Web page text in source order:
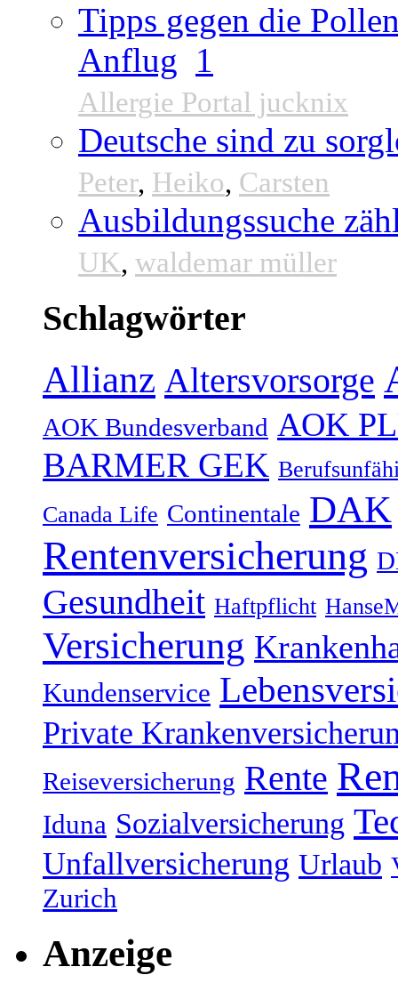
Tipps gegen die
Anflug 1
Allergie Portal jucknix
Deutsche sind zu
Peter, Heiko, Carsten
Ausbildungssuche
UK, waldemar müller
Schlagwörter
Allianz Altersvorsorge
AOK Bundesverband AOK
BARMER GEK
Canada Life Continentale DAK
Rentenversicherung
Gesundheit Haftpflicht
Versicherung
Kundenservice
Private
Reiseversicherung Rente
Iduna Sozialversicherung
Unfallversicherung Urlaub
Zurich
Anzeige